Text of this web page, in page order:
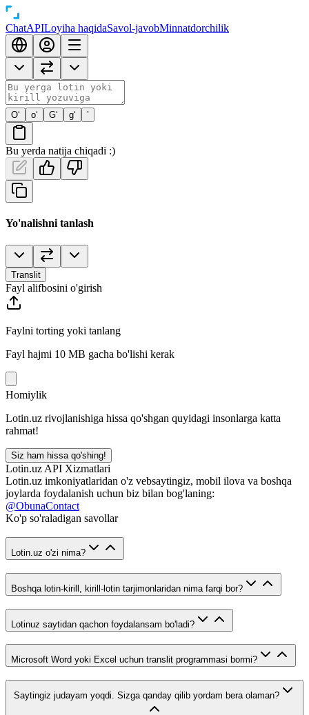
ChatAPILoyiha haqidaSavol-javobMinnatdorchilik
O‘ o‘ G‘ g‘ ’
Bu yerda natija chiqadi :)
Yo'nalishni tanlash
Translit
Fayl alifbosini o'girish
Faylni torting yoki tanlang
Fayl hajmi 10 MB gacha bo'lishi kerak
Homiylik
Lotin.uz rivojlanishiga hissa qo'shgan quyidagi insonlarga katta
rahmat!
Siz ham hissa qo'shing!
Lotin.uz API Xizmatlari
Lotin.uz imkoniyatlaridan o'z vebsaytingiz, mobil ilova va boshqa
joylarda foydalanish uchun biz bilan bog'laning:
@ObunaContact
Ko'p so'raladigan savollar
Lotin.uz o'zi nima?
Boshqa lotin-kirill, kirill-lotin tarjimonlaridan nima farqi bor?
Lotinuz saytidan qachon foydalansam bo'ladi?
Microsoft Word yoki Excel uchun translit programmasi bormi?
Saytingiz judayam yoqdi. Sizga qanday qilib yordam bera olaman?